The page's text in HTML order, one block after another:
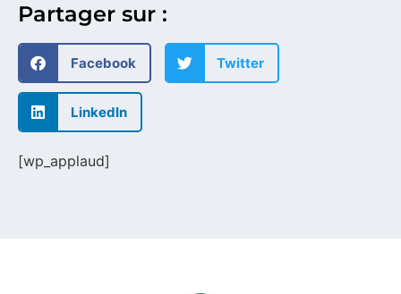
Partager sur :
Facebook Twitter
LinkedIn
[wp_applaud]